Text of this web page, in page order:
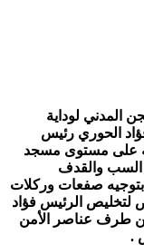
المدني لوداية
الحوري رئيس
على مستوى مسجد
السب والقدف
بتوجيه صفعات وركلات
الرئيس فؤاد
طرف عناصر الأمن
.